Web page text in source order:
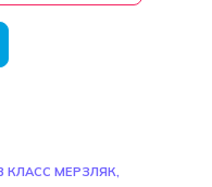
КЛАСС МЕРЗЛЯК,